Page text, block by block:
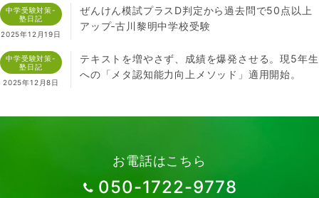
中学受験対策-
塾日記
2025年12月19日
ぜんけん模試プラスD判定から過去問で50点以上
アップ‐古川黎明中学校受験
中学受験対策-
塾日記
2025年12月8日
テキストを増やさず、成績を爆発させる。現5年生
への「メタ認知能力向上メソッド」適用開始。
お電話はこちら
050-1722-9778